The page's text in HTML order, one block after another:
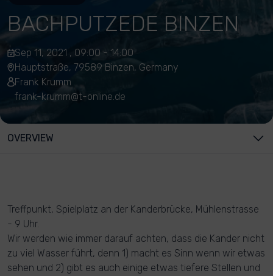
BACHPUTZEDE BINZEN
Sep 11, 2021 , 09:00 - 14:00
Hauptstraße, 79589 Binzen, Germany
Frank Krumm
frank-krumm@t-online.de
OVERVIEW
Treffpunkt, Spielplatz an der Kanderbrücke, Mühlenstrasse
- 9 Uhr.
Wir werden wie immer darauf achten, dass die Kander nicht
zu viel Wasser führt, denn 1) macht es Sinn wenn wir etwas
sehen und 2) gibt es auch einige etwas tiefere Stellen und